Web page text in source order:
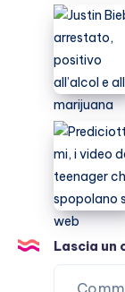
Blasi
venne
da
me
Justin
Bieber
arrestato,
positivo
all’alcol
e
alla
marijuana
i
video
dei
teenager
che
spopolano
Lascia un